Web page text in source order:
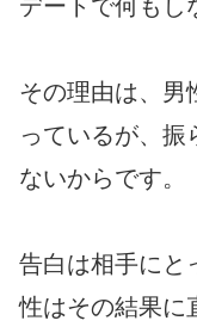
デートで何もし
その理由は、男
っているが、振
ないからです。
告白は相手にと
性はその結果に